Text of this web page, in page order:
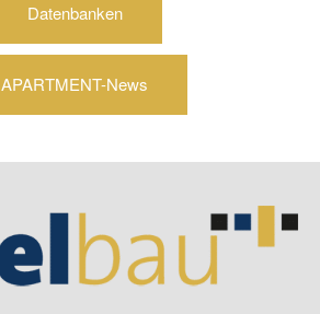
Datenbanken
APARTMENT-News